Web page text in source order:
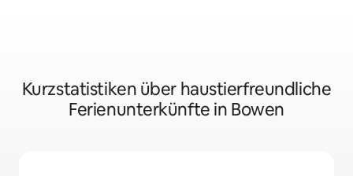
Kurzstatistiken über haustierfreundliche
Ferienunterkünfte in Bowen